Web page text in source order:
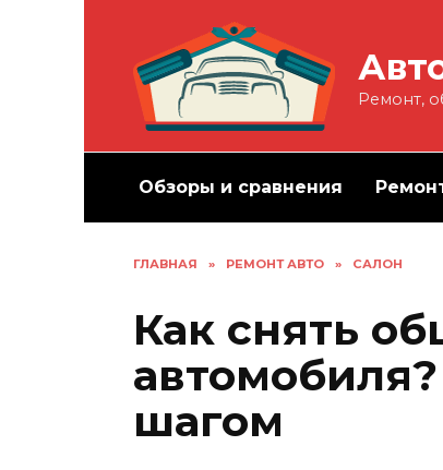
Ремонт,
Обзоры и сравнения
ГЛАВНАЯ » РЕМОНТ АВТО » САЛОН
Как снять
шагом